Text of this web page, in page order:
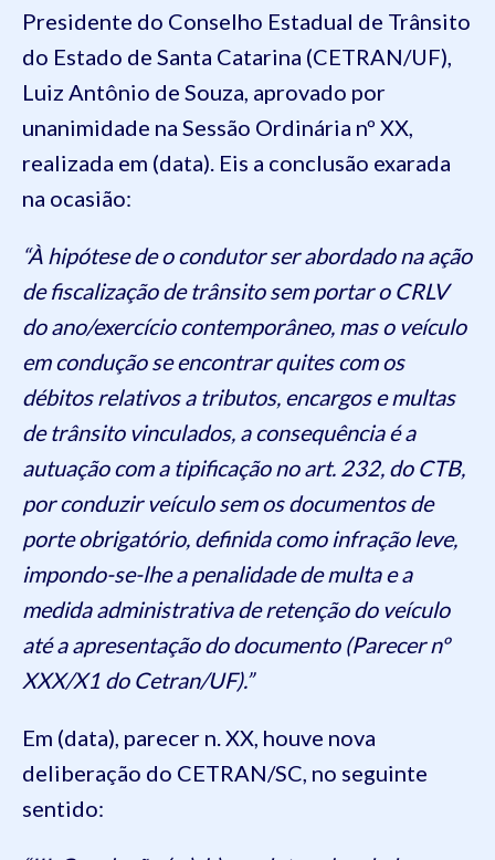
Presidente do Conselho Estadual de Trânsito
do Estado de Santa Catarina (CETRAN/UF),
Luiz Antônio de Souza, aprovado por
unanimidade na Sessão Ordinária nº XX,
realizada em (data). Eis a conclusão exarada
na ocasião:
“À hipótese de o condutor ser abordado na ação
de fiscalização de trânsito sem portar o CRLV
do ano/exercício contemporâneo, mas o veículo
em condução se encontrar quites com os
débitos relativos a tributos, encargos e multas
de trânsito vinculados, a consequência é a
autuação com a tipificação no art. 232, do CTB,
por conduzir veículo sem os documentos de
porte obrigatório, definida como infração leve,
impondo-se-lhe a penalidade de multa e a
medida administrativa de retenção do veículo
até a apresentação do documento (Parecer nº
XXX/X1 do Cetran/UF).”
Em (data), parecer n. XX, houve nova
deliberação do CETRAN/SC, no seguinte
sentido: